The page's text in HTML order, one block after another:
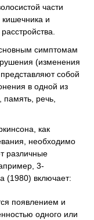
части
кишечника и
симптомам
(изменения
собой
в одной из
память, речь,
как
необходимо
различные
3-
(1980) включает:
появлением и
одного или